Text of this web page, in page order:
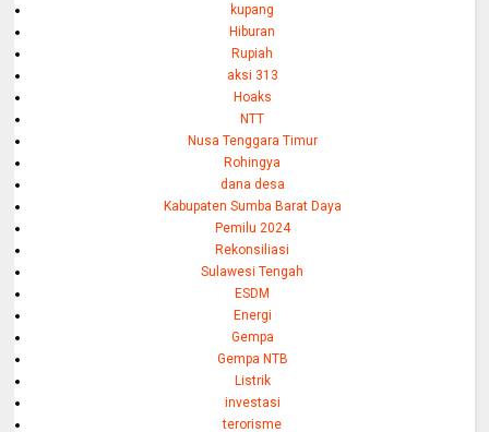
kupang
Hiburan
Rupiah
aksi 313
Hoaks
NTT
Nusa Tenggara Timur
Rohingya
dana desa
Kabupaten Sumba Barat Daya
Pemilu 2024
Rekonsiliasi
Sulawesi Tengah
ESDM
Energi
Gempa
Gempa NTB
Listrik
investasi
terorisme